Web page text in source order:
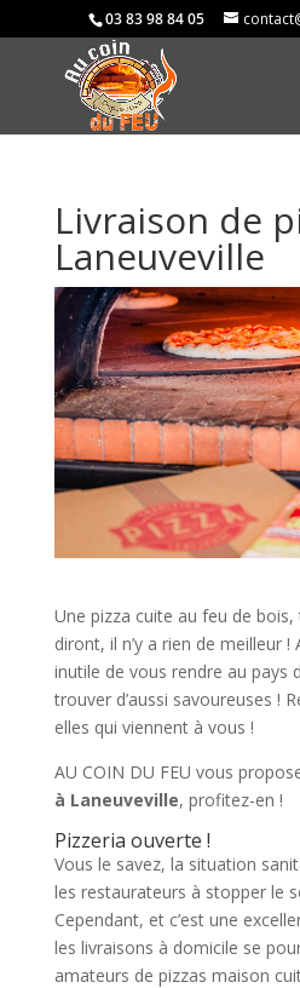
03 83 98 84 05
Livraison de
Laneuveville
Une pizza cuite au feu de
diront, il n’y a rien de meilleur
inutile de vous rendre au pays
trouver d’aussi savoureuses !
elles qui viennent à vous !
AU COIN DU FEU vous
à Laneuveville, profitez-en !
Pizzeria ouverte !
Vous le savez, la situation
les restaurateurs à stopper le
Cependant, et c’est une
les livraisons à domicile se
amateurs de pizzas maison